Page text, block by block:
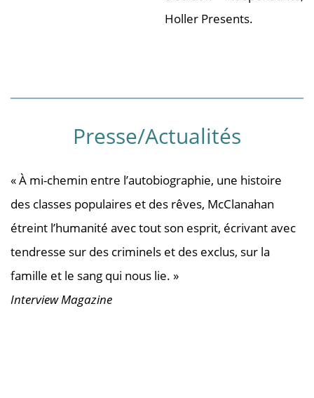
Holler Presents.
Presse/Actualités
« À mi-chemin entre l’autobiographie, une histoire
des classes populaires et des rêves, McClanahan
étreint l’humanité avec tout son esprit, écrivant avec
tendresse sur des criminels et des exclus, sur la
famille et le sang qui nous lie. »
Interview Magazine